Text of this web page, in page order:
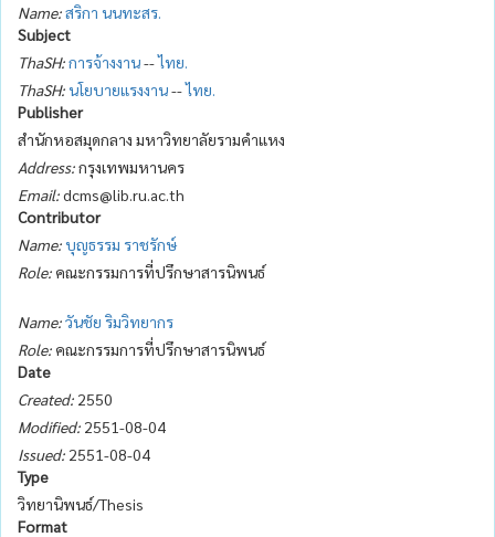
Name:สริกา นนทะสร.
Subject
ThaSH:การจ้างงาน--ไทย.
ThaSH:นโยบายแรงงาน--ไทย.
Publisher
สำนักหอสมุดกลาง มหาวิทยาลัยรามคำแหง
Address:กรุงเทพมหานคร
Email:dcms@lib.ru.ac.th
Contributor
Name:บุญธรรม ราชรักษ์
Role: คณะกรรมการที่ปรึกษาสารนิพนธ์
Name:วันชัย ริมวิทยากร
Role: คณะกรรมการที่ปรึกษาสารนิพนธ์
Date
Created: 2550
Modified: 2551-08-04
Issued: 2551-08-04
Type
วิทยานิพนธ์/Thesis
Format